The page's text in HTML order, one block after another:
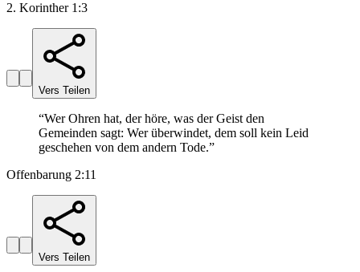
2. Korinther 1:3
Vers Teilen
“Wer Ohren hat, der höre, was der Geist den
Gemeinden sagt: Wer überwindet, dem soll kein Leid
geschehen von dem andern Tode.”
Offenbarung 2:11
Vers Teilen